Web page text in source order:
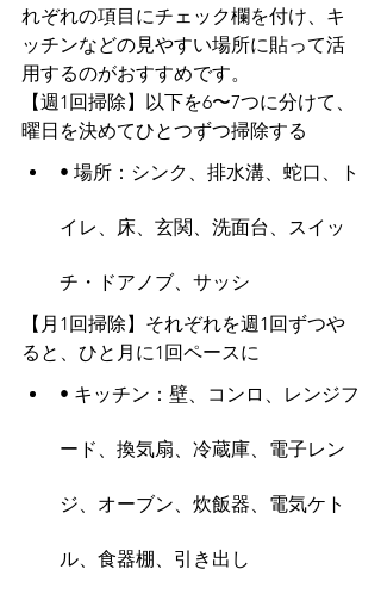
れぞれの項目にチェック欄を付け、キ
ッチンなどの見やすい場所に貼って活
用するのがおすすめです。
【週1回掃除】以下を6〜7つに分けて、
曜日を決めてひとつずつ掃除する
• 場所：シンク、排水溝、蛇口、ト
イレ、床、玄関、洗面台、スイッ
チ・ドアノブ、サッシ
【月1回掃除】それぞれを週1回ずつや
ると、ひと月に1回ペースに
• キッチン：壁、コンロ、レンジフ
ード、換気扇、冷蔵庫、電子レン
ジ、オーブン、炊飯器、電気ケト
ル、食器棚、引き出し